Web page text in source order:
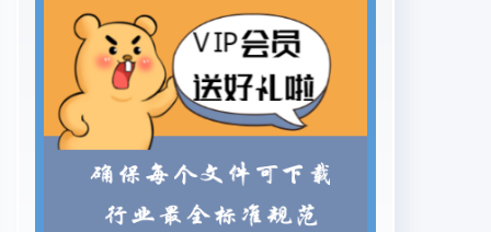
型气相动力学软件CHEMKIN中的数据,得到煤的化学
表征式为CH a.xO。ooNo 0500uCibbs反应器模块
模拟煤气化过程,根据Gibbs自由在热力学计算中以1
mol C.0.36 mol H 0.010 mol 0、能最小化法的基
本原理,从煤的元素分析数据出发，0.011 mol N和
0.001 4 mol s作为煤的元素输入,气化通过热力学平
衡计算系统全面地考察煤气化产物平剂氧气和水蒸气
分别直接以O2和H20输人,根据设定衡组成随温度、